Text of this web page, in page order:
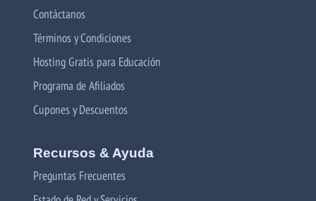
Contáctanos
Términos y Condiciones
Hosting Gratis para Educación
Programa de Afiliados
Cupones y Descuentos
Recursos & Ayuda
Preguntas Frecuentes